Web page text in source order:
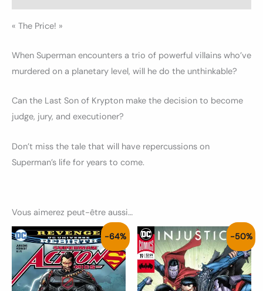
« The Price! »
When Superman encounters a trio of powerful villains who’ve
murdered on a planetary level, will he do the unthinkable?
Can the Last Son of Krypton make the decision to become
judge, jury, and executioner?
Don’t miss the tale that will have repercussions on
Superman’s life for years to come.
Vous aimerez peut-être aussi…
-64%
Le
prix
initial
était :
5.50€.
Le
prix
actuel
est :
2.00€.
Ce
produit
a
plusieurs
-50%
Le
prix
initial
était :
4.00€.
Le
prix
actuel
est :
2.00€.